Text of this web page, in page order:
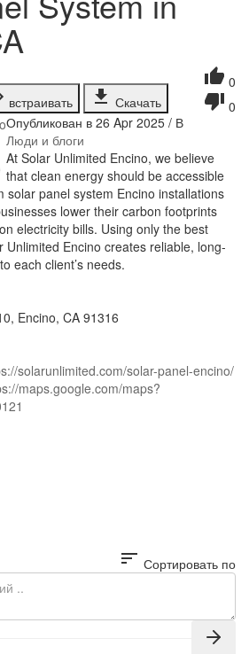
0
0
встраивать Скачать
Опубликован в 26 Apr 2025 / В
Люди и блоги
⁣At Solar Unlimited Encino, we believe
that clean energy should be accessible
solar panel system Encino installations
lower their carbon footprints
electricity bills. Using only the best
Unlimited Encino creates reliable, long-
each client’s needs.
Encino, CA 91316
solarunlimited.com/solar-panel-encino/
maps.google.com/maps?
sort Сортировать по